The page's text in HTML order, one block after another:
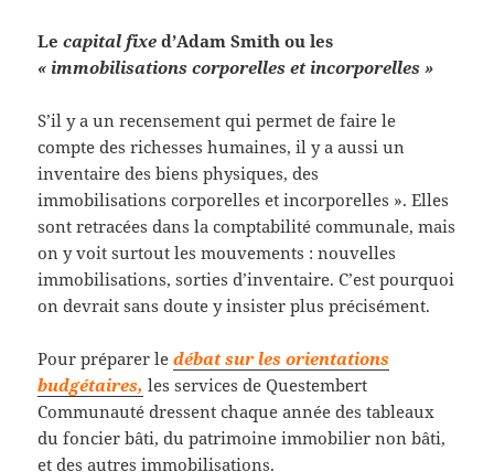
Lecapital fixe d’Adam Smith ou les
« immobilisations corporelles et incorporelles »
S’il y a un recensement qui permet de faire le
compte des richesses humaines, il y a aussi un
inventaire des biens physiques, des
immobilisations corporelles et incorporelles ». Elles
sont retracées dans la comptabilité communale, mais
on y voit surtout les mouvements : nouvelles
immobilisations, sorties d’inventaire. C’est pourquoi
on devrait sans doute y insister plus précisément.
Pour préparer ledébat sur les orientations
budgétaires, les services de Questembert
Communauté dressent chaque année des tableaux
du foncier bâti, du patrimoine immobilier non bâti,
et des autres immobilisations.